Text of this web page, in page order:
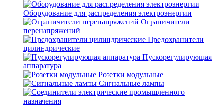
Оборудование для распределения электроэнергии
Ограничители
перенапряжений
Предохранители
цилиндрические
Пускорегулирующая
аппаратура
Розетки модульные
Сигнальные лампы